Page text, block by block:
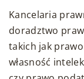
Kancelaria
doradztwo
takich jak
własność